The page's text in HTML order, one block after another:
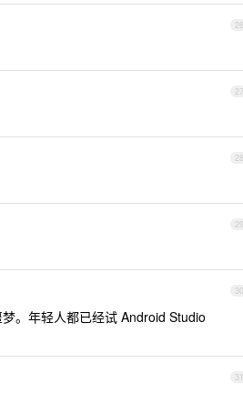
26
27
28
29
30
。年轻人都已经试 Android Studio
31